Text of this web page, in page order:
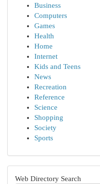
Business
Computers
Games
Health
Home
Internet
Kids and Teens
News
Recreation
Reference
Science
Shopping
Society
Sports
Web Directory Search